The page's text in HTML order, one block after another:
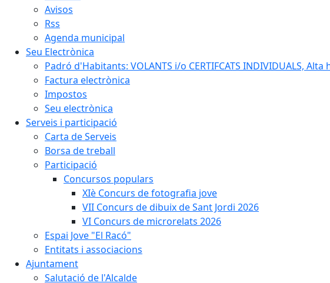
Avisos
Rss
Agenda municipal
Seu Electrònica
Padró d'Habitants: VOLANTS i/o CERTIFCATS INDIVIDUALS,
Factura electrònica
Impostos
Seu electrònica
Serveis i participació
Carta de Serveis
Borsa de treball
Participació
Concursos populars
XIè Concurs de fotografia jove
VII Concurs de dibuix de Sant Jordi 2026
VI Concurs de microrelats 2026
Espai Jove "El Racó"
Entitats i associacions
Ajuntament
Salutació de l'Alcalde